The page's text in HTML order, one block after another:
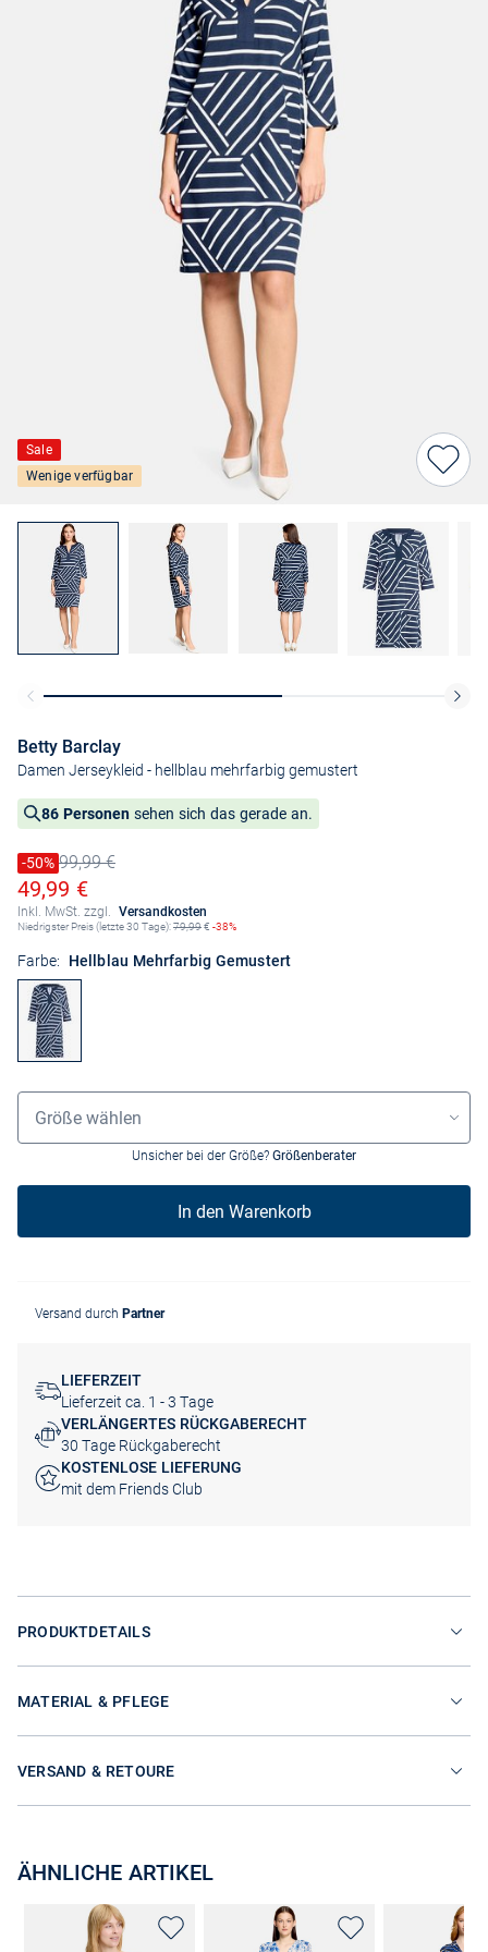
Sale
Wenige verfügbar
Betty Barclay
Damen Jerseykleid - hellblau mehrfarbig gemustert
86 Personen sehen sich das gerade an.
Preis reduziert um
-50%
Alter Preis99,99 €
Ermäßigter Preis
49,99 €
Inkl. MwSt. zzgl. Versandkosten
Niedrigster Preis (letzte 30 Tage):79,99€ -38%
Farbe: Hellblau Mehrfarbig Gemustert
Größenauswahl
Größe wählen
Unsicher bei der Größe? Größenberater
In den Warenkorb
Versand durch Partner
LIEFERZEIT
Lieferzeit ca. 1 - 3 Tage
VERLÄNGERTES RÜCKGABERECHT
30 Tage Rückgaberecht
KOSTENLOSE LIEFERUNG
mit dem Friends Club
PRODUKTDETAILS
MATERIAL & PFLEGE
VERSAND & RETOURE
ÄHNLICHE ARTIKEL